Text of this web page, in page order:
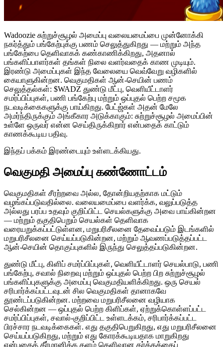
Wadoozie சுற்றுச்சூழல் அமைப்பு வலையமைப்பை முன்னோக்கி
நகர்த்தும் பங்கேற்புக்கு பணம் செலுத்துகிறது — மற்றும் அந்த
பங்கேற்பை தெளிவாகக் கண்காணிக்கிறது, அதனால்
பங்களிப்பாளர்கள் தங்கள் நிலை வளர்வதைக் காண முடியும்.
இரண்டு அமைப்புகள் இந்த வேலையை வெவ்வேறு வழிகளில்
கையாளுகின்றன. வெகுமதிகள் ஆன்-செயின் பணம்
செலுத்தல்கள்: $WADZ துண்டு மீட்பு, வெளியீட்டாளர்
சமர்ப்பிப்புகள், பணி பங்கேற்பு மற்றும் ஒப்புதல் பெற்ற சமூக
நடவடிக்கைகளுக்கு பாய்கிறது. பேட்ஜ்கள் அதன் மேலே
அமர்ந்திருக்கும் அங்கீகார அடுக்காகும்: சுற்றுச்சூழல் அமைப்பின்
உள்ளே ஒருவர் என்ன செய்திருக்கிறார் என்பதைக் காட்டும்
காணக்கூடிய பதிவு.
இந்தப் பக்கம் இரண்டையும் உள்ளடக்கியது.
வெகுமதி அமைப்பு கண்ணோட்டம்
வெகுமதிகள் சீரற்றவை அல்ல, தோன்றியதற்காக மட்டும்
வழங்கப்படுவதில்லை. வலையமைப்பை வளர்க்க, வலுப்படுத்த
அல்லது பரப்ப உதவும் குறிப்பிட்ட செயல்களுக்கு அவை பாய்கின்றன
— மற்றும் தகுதிபெறும் செயல்கள் தெளிவாக
வரையறுக்கப்பட்டுள்ளன, மறுபரிசீலனை தேவைப்படும் இடங்களில்
மறுபரிசீலனை செய்யப்படுகின்றன, மற்றும் ஆவணப்படுத்தப்பட்ட
ஆன்-செயின் தொகுப்புகளில் இருந்து செலுத்தப்படுகின்றன.
துண்டு மீட்பு, கிளிப் சமர்ப்பிப்புகள், வெளியீட்டாளர் செயல்பாடு, பணி
பங்கேற்பு, சவால் நிறைவு மற்றும் ஒப்புதல் பெற்ற பிற சுற்றுச்சூழல்
பங்களிப்புகளுக்கு அமைப்பு வெகுமதியளிக்கிறது. ஒரு செயல்
சரிபார்க்கப்பட்டவுடன் சில வெகுமதிகள் தானாகவே
தூண்டப்படுகின்றன. மற்றவை மறுபரிசீலனை வழியாக
செல்கின்றன — ஒப்புதல் பெற்ற கிளிப்கள், ஏற்றுக்கொள்ளப்பட்ட
சமர்ப்பிப்புகள், சவால்-குறிப்பிட்ட உள்ளடக்கம், சரிபார்க்கப்பட்ட
பிரச்சார நடவடிக்கைகள். எது தகுதிபெறுகிறது, எது மறுபரிசீலனை
செய்யப்படுகிறது, மற்றும் எது கோரக்கூடியதாக மாறுகிறது
என்பதைத் தீர்மானிக்க தளம் தெளிவான தர்க்கத்தைப்